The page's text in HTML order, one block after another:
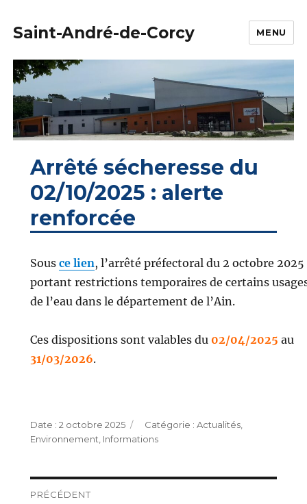
Saint-André-de-Corcy MENU
Arrêté sécheresse du
02/10/2025 : alerte
renforcée
Sous ce lien, l’arrêté préfectoral du 2 octobre 2025
portant restrictions temporaires de certains
de l’eau dans le département de l’Ain.
Ces dispositions sont valables du 02/04/2025 au
31/03/2026.
Publié
le
2 octobre 2025 Catégories
Actualités,
Environnement Informations
Navigation
PRÉCÉDENT